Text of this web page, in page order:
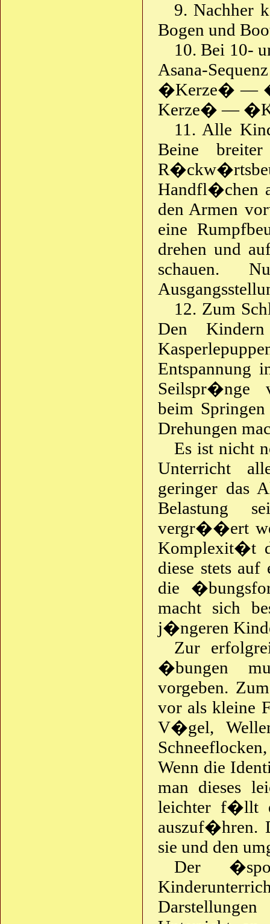
9. Nachher
Bogen und
10. Bei 10-
Asana-
�Kerze� —
Kerze� —
11. Alle
Beine
Handfl�chen
den Armen
eine
drehen und
schauen.
12. Zum
Den
Entspannung
Seilspr�nge
beim
Drehungen
Es ist nicht
Unterricht
geringer das
Belastung
vergr��ert
Komplexit�t
diese stets auf
die
macht sich
j�ngeren
Zur
�bungen
vorgeben.
vor als kleine
V�gel,
Wenn die
man dieses
leichter f�llt
auszuf�hren.
sie und den
Der